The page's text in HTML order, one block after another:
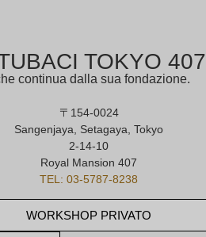
TOKYO 407
continua dalla sua fondazione.
〒154-0024
Sangenjaya, Setagaya, Tokyo
2-14-10
Royal Mansion 407
TEL: 03-5787-8238
WORKSHOP PRIVATO